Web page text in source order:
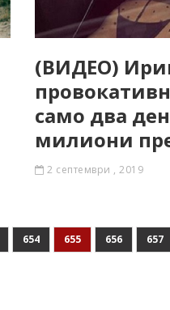
(ВИДЕО)
само два
милиони
2 септември , 2019
654 655 656 657